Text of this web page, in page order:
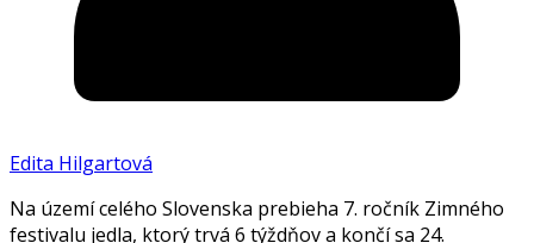
Edita Hilgartová
Na území celého Slovenska prebieha 7. ročník Zimného
festivalu jedla, ktorý trvá 6 týždňov a končí sa 24.